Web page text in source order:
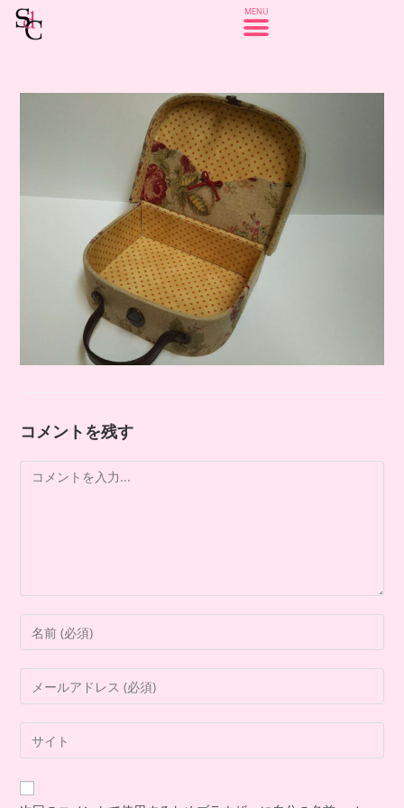
コメントを残す